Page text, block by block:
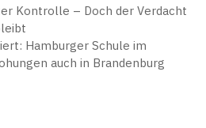
Kontrolle – Doch der Verdacht
Hamburger Schule im
auch in Brandenburg